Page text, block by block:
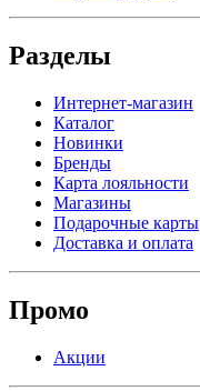
Разделы
Интернет-магазин
Каталог
Новинки
Бренды
Карта лояльности
Магазины
Подарочные карты
Доставка и оплата
Промо
Акции